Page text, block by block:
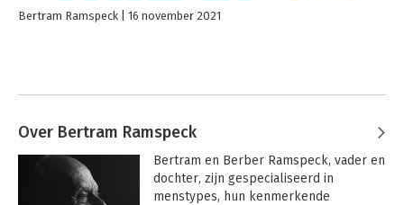
Bertram Ramspeck 16 november 2021
Over Bertram Ramspeck
Bertram en Berber Ramspeck, vader en
dochter, zijn gespecialiseerd in
menstypes, hun kenmerkende